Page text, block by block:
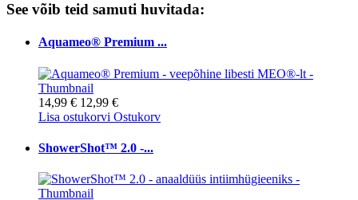
See võib teid samuti huvitada:
Aquameo® Premium ...
14,99 € 12,99 €
Lisa ostukorvi Ostukorv
ShowerShot™ 2.0 -...